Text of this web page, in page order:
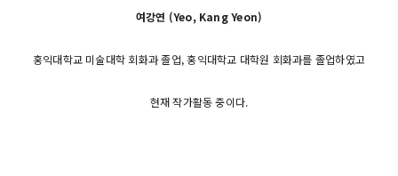
여강연 (Yeo, Kang Yeon)
홍익대학교 미술대학 회화과 졸업, 홍익대학교 대학원 회화과를 졸업하였고
현재 작가활동 중이다.